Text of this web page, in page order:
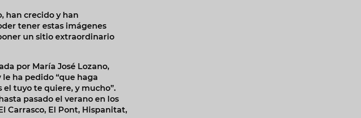
han crecido y han
tener estas imágenes
un sitio extraordinario
por María José Lozano,
ha pedido “que haga
tuyo te quiere, y mucho”.
pasado el verano en los
Carrasco, El Pont, Hispanitat,